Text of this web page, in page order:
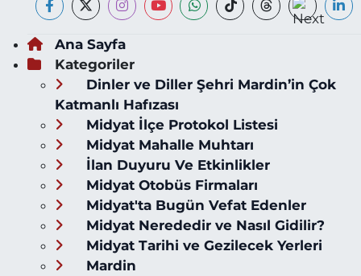
Ana Sayfa
Kategoriler
Dinler ve Diller Şehri Mardin’in Çok
Katmanlı Hafızası
Midyat İlçe Protokol Listesi
Midyat Mahalle Muhtarı
İlan Duyuru Ve Etkinlikler
Midyat Otobüs Firmaları
Midyat'ta Bugün Vefat Edenler
Midyat Nerededir ve Nasıl Gidilir?
Midyat Tarihi ve Gezilecek Yerleri
Mardin